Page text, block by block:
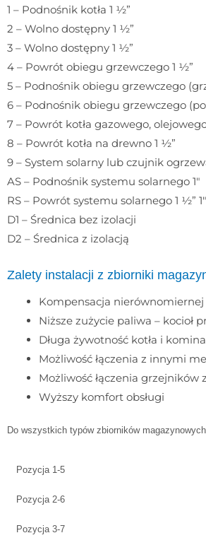
1 – Podnośnik kotła 1 ½”
2 – Wolno dostępny 1 ½”
3 – Wolno dostępny 1 ½”
4 – Powrót obiegu grzewczego 1 ½”
5 – Podnośnik obiegu grzewczego
6 – Podnośnik obiegu grzewczego
7 – Powrót kotła gazowego,
8 – Powrót kotła na drewno 1 ½”
9 – System solarny lub czujnik
AS – Podnośnik systemu solarnego 1″
RS – Powrót systemu solarnego 1 ½” 1″
D1 – Średnica bez izolacji
D2 – Średnica z izolacją
Zalety instalacji z zbiorniki
Kompensacja
Niższe zużycie paliwa – kocioł
Długa żywotność kotła i
Możliwość łączenia z innymi
Możliwość łączenia
Wyższy komfort obsługi
Do wszystkich typów zbiorników
Pozycja 1-5
Pozycja 2-6
Pozycja 3-7